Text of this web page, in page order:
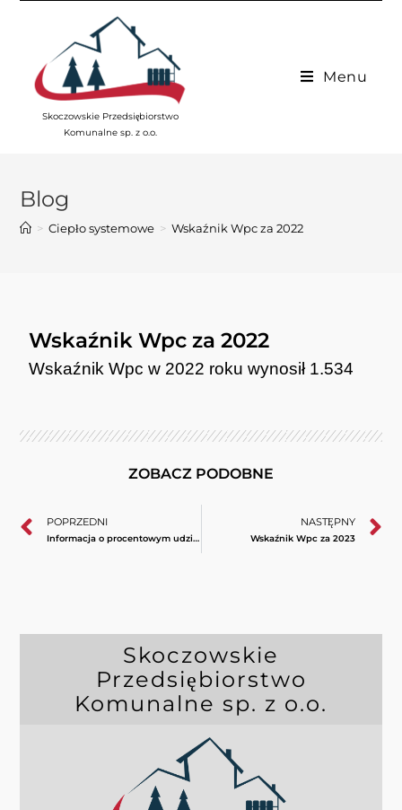
Skoczowskie Przedsiębiorstwo
Komunalne sp. z o.o.
Menu
Blog
> Ciepło systemowe > Wskaźnik Wpc za 2022
Wskaźnik Wpc za 2022
Wskaźnik Wpc w 2022 roku wynosił 1.534
ZOBACZ PODOBNE
POPRZEDNI
Informacja o procentowym udziale energii z OZE
NASTĘPNY
Wskaźnik Wpc za 2023
Skoczowskie
Przedsiębiorstwo
Komunalne sp. z o.o.